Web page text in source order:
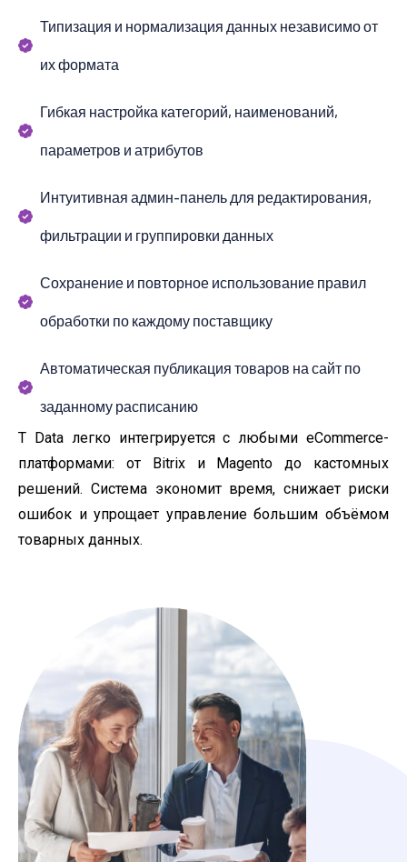
Типизация и нормализация данных независимо от
их формата
Гибкая настройка категорий, наименований,
параметров и атрибутов
Интуитивная админ-панель для редактирования,
фильтрации и группировки данных
Сохранение и повторное использование правил
обработки по каждому поставщику
Автоматическая публикация товаров на сайт по
заданному расписанию
T Data легко интегрируется с любыми eCommerce-
платформами: от Bitrix и Magento до кастомных
решений. Система экономит время, снижает риски
ошибок и упрощает управление большим объёмом
товарных данных.